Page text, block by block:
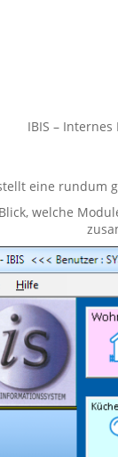
IBIS –
eine rundum
welche